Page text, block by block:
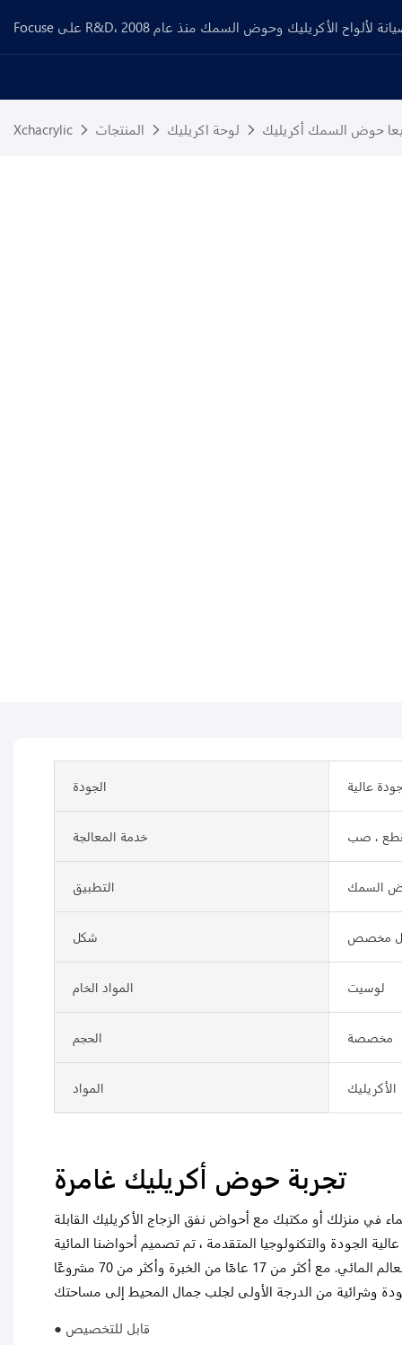
Xchacrylic المنتجات لوحة اكريليك حوض السمك أكريليك
الجودة جودة عالية
خدمة المعالجة ، صب
التطبيق السمك
شكل مخصص
المواد الخام لوسيت
الحجم مخصصة
المواد الأكريليك
في منزلك أو مكتبك مع أحواض نفق الزجاج الأكريليك القابلة
الجودة والتكنولوجيا المتقدمة ، تم تصميم أحواضنا المائية
لتوفير رؤية سلسة وشفافة للعالم المائي. مع أكثر من 17 عامًا من الخبرة وأكثر من 70 مشروعًا
● قابل للتخصيص